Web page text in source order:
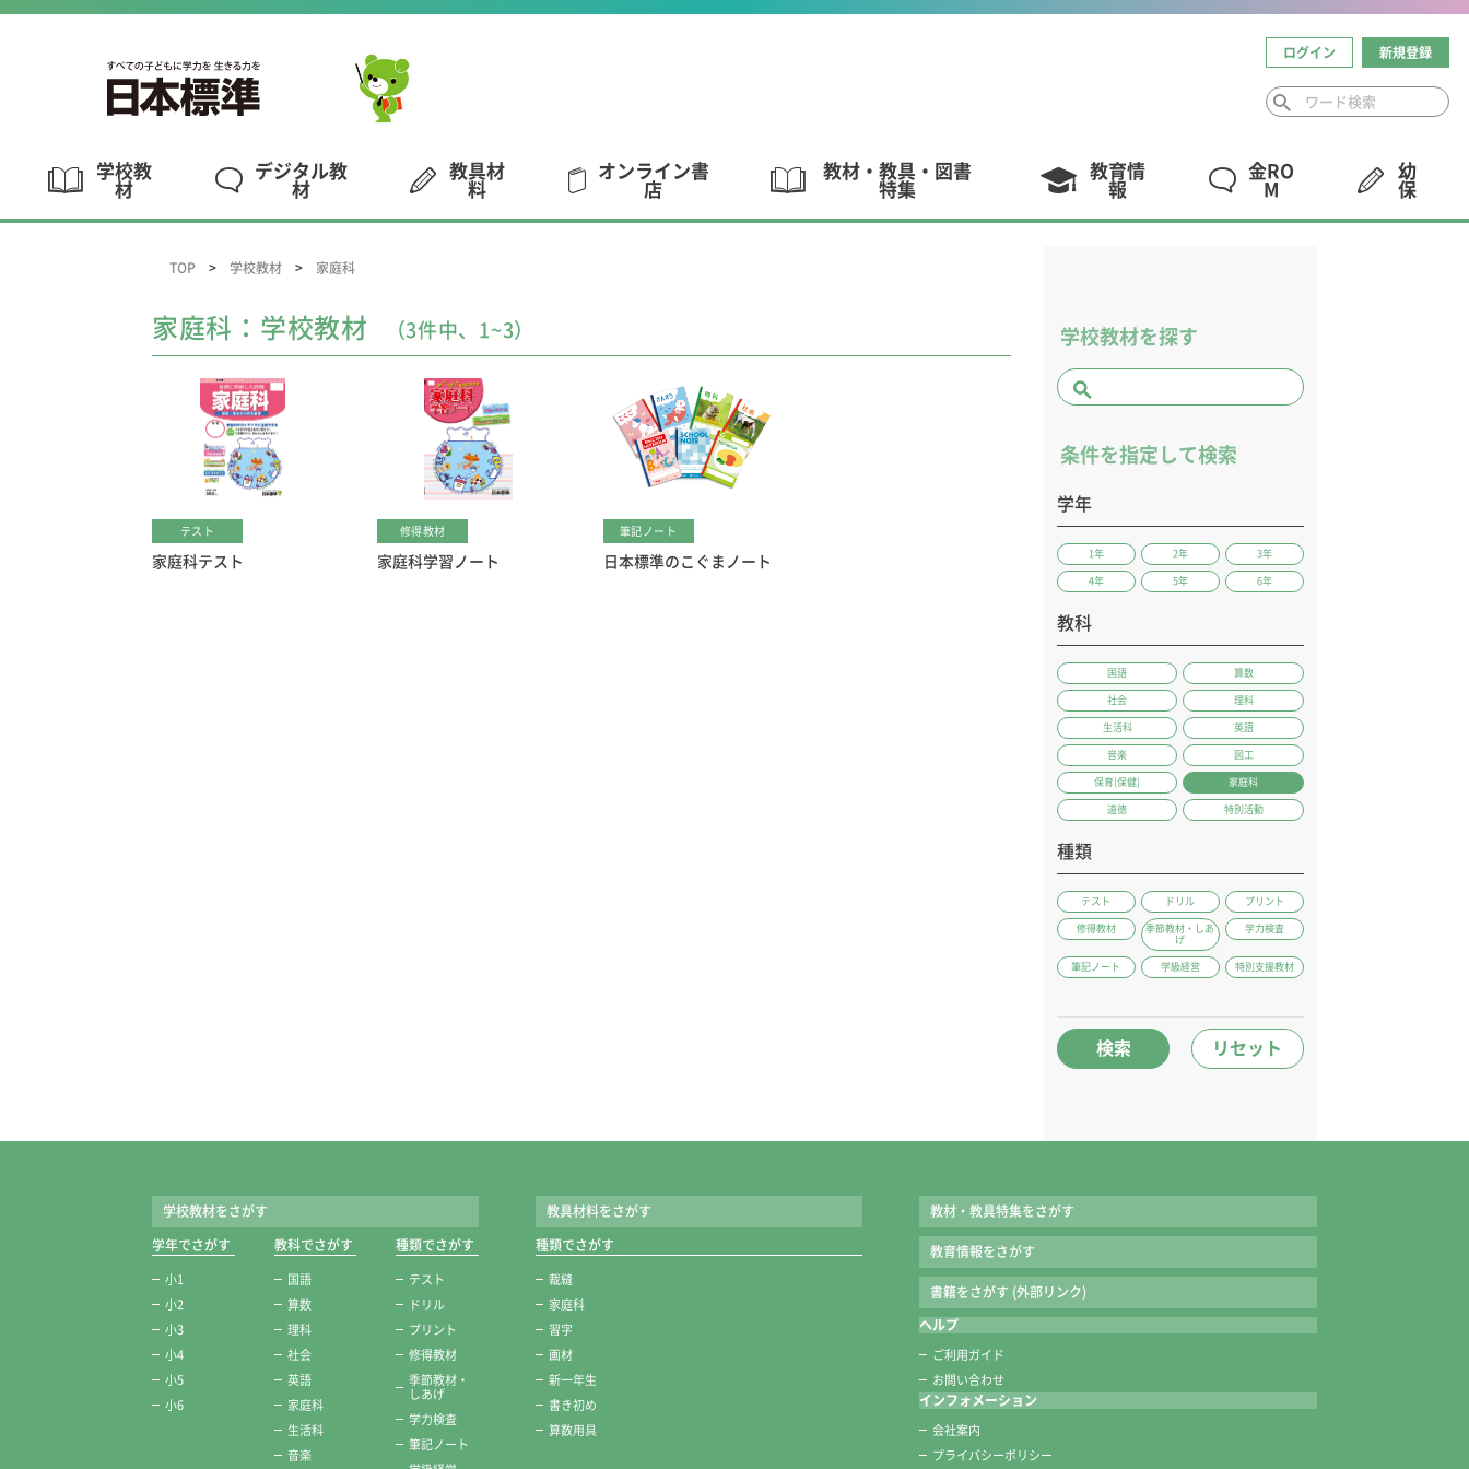
ログイン 新規登録
学校教
材
デジタル教
材
教具材
料
オンライン書
店
教材・教具・図書
特集
教育情
報
金RO
M
幼
保
TOP 学校教材 家庭科
家庭科：学校教材 （3件中、1~3）
テスト
家庭科テスト
修得教材
家庭科学習ノート
筆記ノート
日本標準のこぐまノート
学校教材を探す
条件を指定して検索
学年
1年 2年 3年
4年 5年 6年
教科
国語 算数
社会 理科
生活科 英語
音楽 図工
保育(保健) 家庭科
道徳 特別活動
種類
テスト ドリル プリント
修得教材
季節教材・しあ
げ
学力検査
筆記ノート 学級経営 特別支援教材
検索 リセット
学校教材をさがす
学年でさがす
小1
小2
小3
小4
小5
小6
教科でさがす
国語
算数
理科
社会
英語
家庭科
生活科
音楽
種類でさがす
テスト
ドリル
プリント
修得教材
季節教材・
しあげ
学力検査
筆記ノート
教具材料をさがす
種類でさがす
裁縫
家庭科
習字
画材
新一年生
書き初め
算数用具
教材・教具特集をさがす
教育情報をさがす
書籍をさがす (外部リンク)
ヘルプ
ご利用ガイド
お問い合わせ
インフォメーション
会社案内
プライバシーポリシー